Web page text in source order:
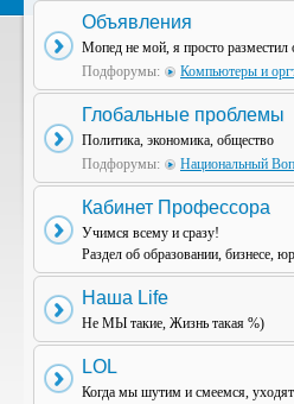
Объявления
Мопед не мой, я просто разместил
Подфорумы:
Компьютеры и
Глобальные проблемы
Политика, экономика, общество
Подфорумы:
Национальный
Кабинет Профессора
Учимся всему и сразу!
Раздел об образовании, бизнесе,
Наша Life
Не МЫ такие, Жизнь такая %)
LOL
Когда мы шутим и смеемся, уходят